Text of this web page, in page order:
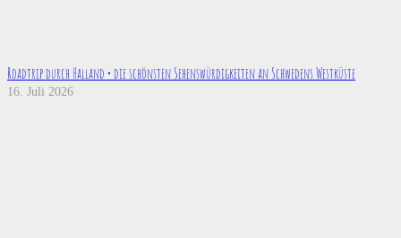
Roadtrip durch Halland • die schönsten Sehenswürdigkeiten an Schwedens Westküste
16. Juli 2026